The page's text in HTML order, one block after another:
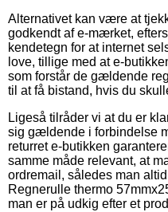
Alternativet kan være at
godkendt af e-mærket,
kendetegn for at internet
love, tillige med at e-
som forstår de gældende
til at få bistand, hvis du
Ligeså tilråder vi at du er
sig gældende i forbindelse
returret e-butikken
samme måde relevant, at
ordremail, således man
Regnerulle thermo
man er på udkig efter et